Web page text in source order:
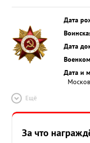
Дата
Дата
Дата и
Ещё
За что